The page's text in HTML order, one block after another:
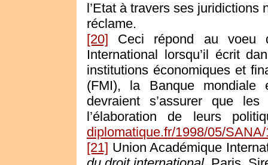
l’Etat à travers ses juridictions
réclame.
[20] Ceci répond au voeu
International lorsqu’il écrit
institutions économiques et
(FMI), la Banque mondiale
devraient s’assurer que
l’élaboration de leurs
diplomatique.fr/1998/05/
[21] Union Académique